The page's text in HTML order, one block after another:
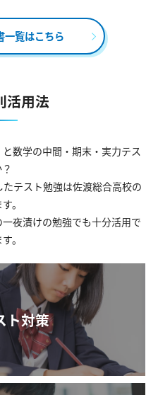
一覧はこちら
活用法
数学の中間・期末・実力テス
テスト勉強は佐渡総合高校の
。
夜漬けの勉強でも十分活用で
。
ト対策